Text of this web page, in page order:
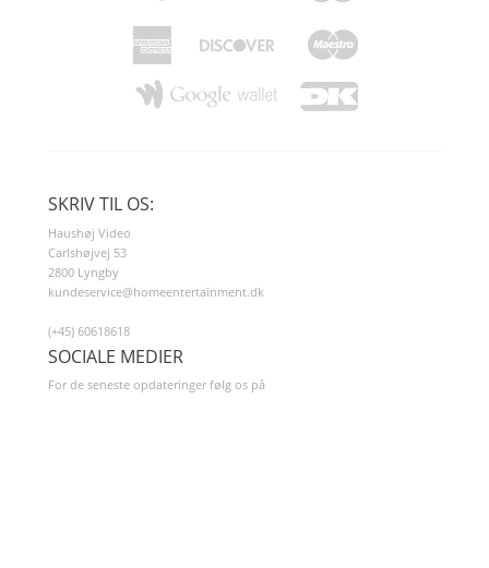
SKRIV TIL OS:
Haushøj Video
Carlshøjvej 53
2800 Lyngby
kundeservice@homeentertainment.dk
(+45) 60618618
SOCIALE MEDIER
For de seneste opdateringer følg os på